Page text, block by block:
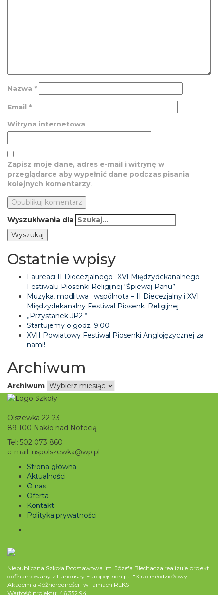
Nazwa *
Email *
Witryna internetowa
Zapisz moje dane, adres e-mail i witrynę w
przeglądarce aby wypełnić dane podczas pisania
kolejnych komentarzy.
Wyszukiwania dla
Ostatnie wpisy
Laureaci II Diecezjalnego -XVI Międzydekanalnego
Festiwalu Piosenki Religijnej “Śpiewaj Panu”
Muzyka, modlitwa i wspólnota – II Diecezjalny i XVI
Międzydekanalny Festiwal Piosenki Religijnej
„Przystanek JP2 “
Startujemy o godz. 9:00
XVII Powiatowy Festiwal Piosenki Anglojęzycznej za
nami!
Archiwum
Archiwum
Olszewka 22-23
89-100 Nakło nad Notecią
Tel: 502 073 860
e-mail: nspolszewka@wp.pl
Strona główna
Aktualności
O nas
Oferta
Kontakt
Polityka prywatności
Niepubliczna Szkoła Podstawowa im. Józefa Blechacza realizuje projekt
dofinansowany z Funduszy Europejskich pt. "Klub młodzieżowy
Akademia Różnorodności" w ramach RLKS
Wartość projektu: 46 352,94